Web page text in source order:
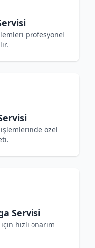
profesyonel
işlemlerinde özel
Servisi
hızlı onarım